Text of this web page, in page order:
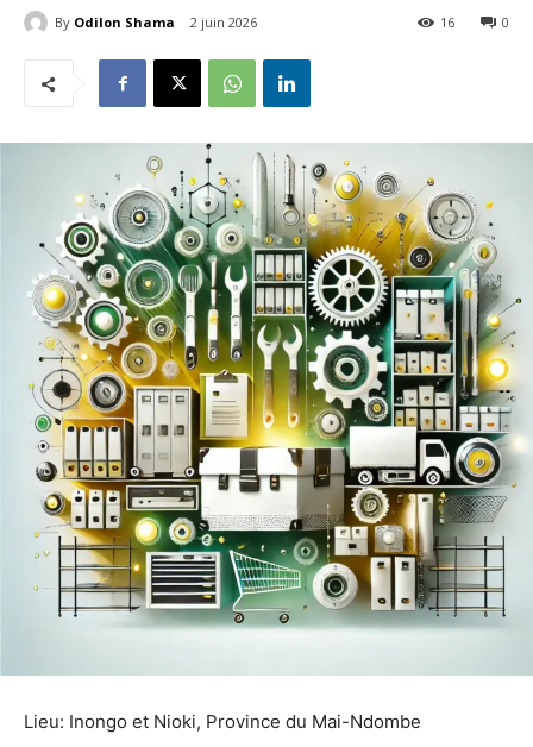
By Odilon Shama 2 juin 2026 0
16
Lieu: Inongo et Nioki, Province du Mai-Ndombe